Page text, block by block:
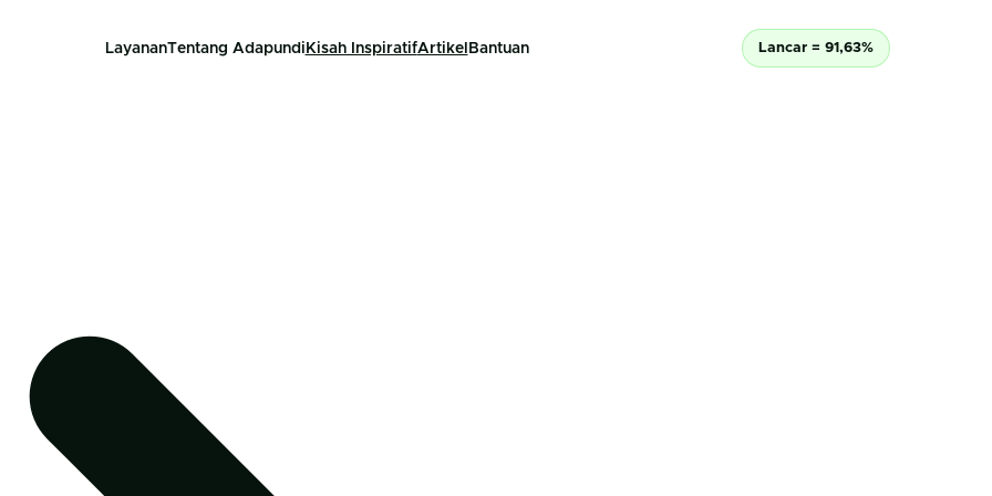
LayananTentang Adapundi Kisah InspiratifArtikel Bantuan Lancar = 91,63%